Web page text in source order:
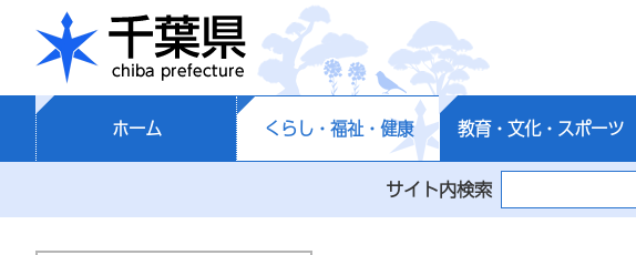
千葉県
ホーム くらし・福祉・健康 教育・文化・スポーツ
サイト内検索